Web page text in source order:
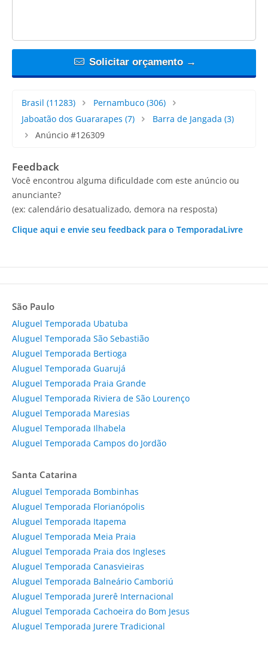
Solicitar orçamento →
Brasil (11283) Pernambuco(306)
Jaboatão dos Guararapes (7) Barra de Jangada (3)
Anúncio #126309
Feedback
Você encontrou alguma dificuldade com este anúncio ou
anunciante?
(ex: calendário desatualizado, demora na resposta)
Clique aqui e envie seu feedback para o TemporadaLivre
São Paulo
Aluguel Temporada Ubatuba
Aluguel Temporada São Sebastião
Aluguel Temporada Bertioga
Aluguel Temporada Guarujá
Aluguel Temporada Praia Grande
Aluguel Temporada Riviera de São Lourenço
Aluguel Temporada Maresias
Aluguel Temporada Ilhabela
Aluguel Temporada Campos do Jordão
Santa Catarina
Aluguel Temporada Bombinhas
Aluguel Temporada Florianópolis
Aluguel Temporada Itapema
Aluguel Temporada Meia Praia
Aluguel Temporada Praia dos Ingleses
Aluguel Temporada Canasvieiras
Aluguel Temporada Balneário Camboriú
Aluguel Temporada Jurerê Internacional
Aluguel Temporada Cachoeira do Bom Jesus
Aluguel Temporada Jurere Tradicional